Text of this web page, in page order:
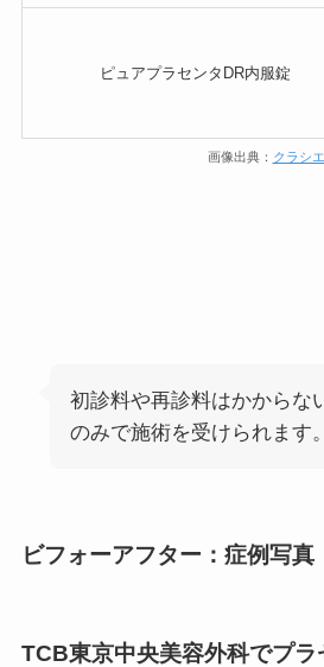
ピュアプラセンタDR内服錠
画像出典： クラシエ
初診料や再診料はかからな
のみで施術を受けられます。
ビフォーアフター：症例写真
TCB東京中央美容外科でプ